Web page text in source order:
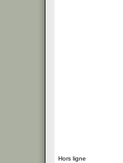
Hors ligne